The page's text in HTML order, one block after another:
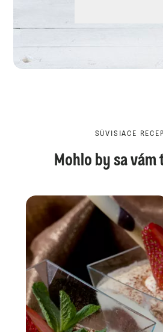
SÚVISIACE
Mohlo by sa vám